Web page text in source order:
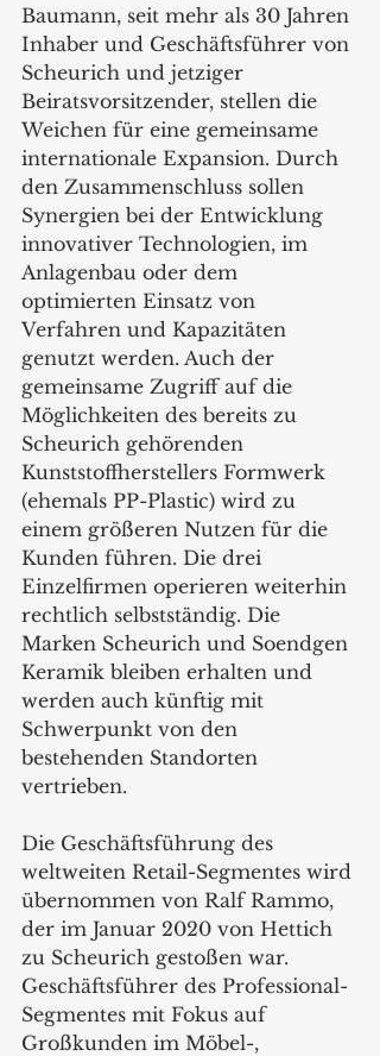
Baumann, seit mehr als 30 Jahren
Inhaber und Geschäftsführer von
Scheurich und jetziger
Beiratsvorsitzender, stellen die
Weichen für eine gemeinsame
internationale Expansion. Durch
den Zusammenschluss sollen
Synergien bei der Entwicklung
innovativer Technologien, im
Anlagenbau oder dem
optimierten Einsatz von
Verfahren und Kapazitäten
genutzt werden. Auch der
gemeinsame Zugriff auf die
Möglichkeiten des bereits zu
Scheurich gehörenden
Kunststoffherstellers Formwerk
(ehemals PP-Plastic) wird zu
einem größeren Nutzen für die
Kunden führen. Die drei
Einzelfirmen operieren weiterhin
rechtlich selbstständig. Die
Marken Scheurich und Soendgen
Keramik bleiben erhalten und
werden auch künftig mit
Schwerpunkt von den
bestehenden Standorten
vertrieben.
Die Geschäftsführung des
weltweiten Retail-Segmentes wird
übernommen von Ralf Rammo,
der im Januar 2020 von Hettich
zu Scheurich gestoßen war.
Geschäftsführer des Professional-
Segmentes mit Fokus auf
Großkunden im Möbel-,